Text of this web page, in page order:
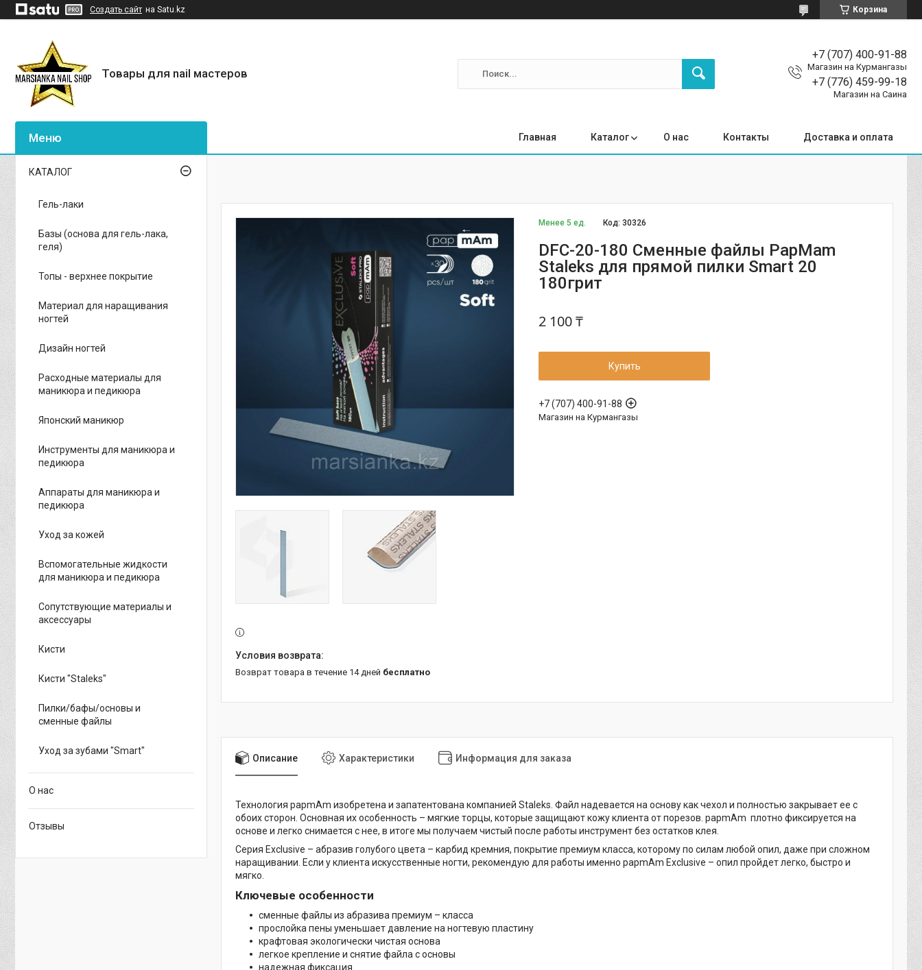
Создать сайт на Satu.kz Корзина
Товары для nail мастеров
+7 (707) 400-91-88
Магазин на Курмангазы
+7 (776) 459-99-18
Магазин на Саина
Главная Каталог О нас Контакты Доставка и оплата
Менее 5 ед. Код:30326
DFC-20-180 Сменные файлы PapMam
Staleks для прямой пилки Smart 20
180грит
2 100 ₸
Купить
+7 (707) 400-91-88
Магазин на Курмангазы
возврат товара в течение 14 дней бесплатно
Описание Характеристики Информация для заказа
Технология papmAm изобретена и запатентована компанией Staleks. Файл надевается на основу как чехол и полностью закрывает ее с
обоих сторон. Основная их особенность – мягкие торцы, которые защищают кожу клиента от порезов. papmAm плотно фиксируется на
основе и легко снимается с нее, в итоге мы получаем чистый после работы инструмент без остатков клея.
Серия Exclusive – абразив голубого цвета – карбид кремния, покрытие премиум класса, которому по силам любой опил, даже при сложном
наращивании. Если у клиента искусственные ногти, рекомендую для работы именно papmAm Exclusive – опил пройдет легко, быстро и
мягко.
Ключевые особенности
сменные файлы из абразива премиум – класса
прослойка пены уменьшает давление на ногтевую пластину
крафтовая экологически чистая основа
легкое крепление и снятие файла с основы
надежная фиксация
КАТАЛОГ
Гель-лаки
Базы (основа для гель-лака,
геля)
Топы - верхнее покрытие
Материал для наращивания
ногтей
Дизайн ногтей
Расходные материалы для
маникюра и педикюра
Японский маникюр
Инструменты для маникюра и
педикюра
Аппараты для маникюра и
педикюра
Уход за кожей
Вспомогательные жидкости
для маникюра и педикюра
Сопутствующие материалы и
аксессуары
Кисти
Кисти "Staleks"
Пилки/бафы/основы и
сменные файлы
Уход за зубами "Smart"
О нас
Отзывы